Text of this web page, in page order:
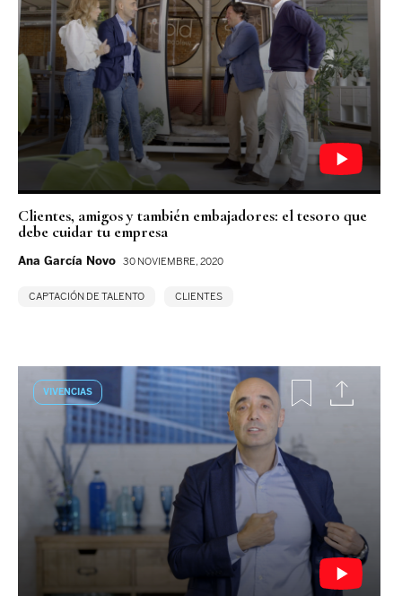
Clientes, amigos y también embajadores: el tesoro que
debe cuidar tu empresa
Ana García Novo 30 NOVIEMBRE, 2020
CAPTACIÓN DE TALENTO CLIENTES
VIVENCIAS